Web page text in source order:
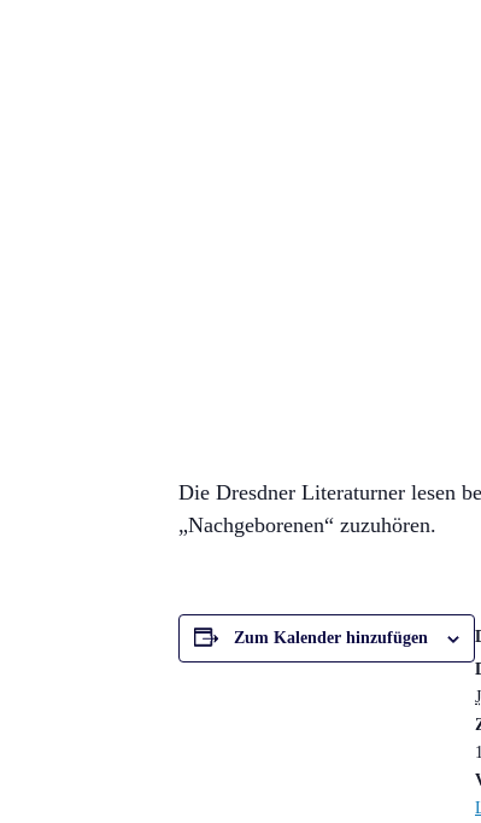
Die Dresdner Literaturner lesen
„Nachgeborenen“ zuzuhören.
Zum Kalender hinzufügen